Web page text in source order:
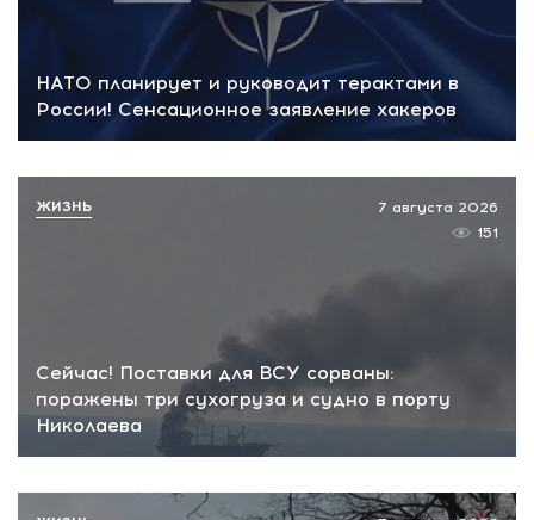
НАТО планирует и руководит терактами в
России! Сенсационное заявление хакеров
Сейчас! Поставки для ВСУ сорваны:
поражены три сухогруза и судно в порту
Николаева
7 августа 2026
151
ЖИЗНЬ